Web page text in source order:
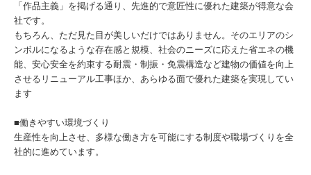
「作品主義」を掲げる通り、先進的で意匠性に優れた建築が得意な会
社です。
もちろん、ただ見た目が美しいだけではありません。そのエリアのシ
ンボルになるような存在感と規模、社会のニーズに応えた省エネの機
能、安心安全を約束する耐震・制振・免震構造など建物の価値を向上
させるリニューアル工事ほか、あらゆる面で優れた建築を実現してい
ます
■働きやすい環境づくり
生産性を向上させ、多様な働き方を可能にする制度や職場づくりを全
社的に進めています。